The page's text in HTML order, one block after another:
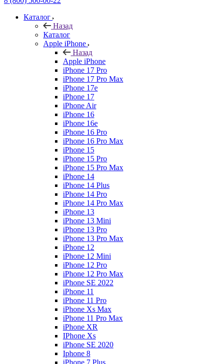
Каталог
Назад
Каталог
Apple iPhone
Назад
Apple iPhone
iPhone 17 Pro
iPhone 17 Pro Max
iPhone 17e
iPhone 17
iPhone Air
iPhone 16
iPhone 16e
iPhone 16 Pro
iPhone 16 Pro Max
iPhone 15
iPhone 15 Pro
iPhone 15 Pro Max
iPhone 14
iPhone 14 Plus
iPhone 14 Pro
iPhone 14 Pro Max
iPhone 13
iPhone 13 Mini
iPhone 13 Pro
iPhone 13 Pro Max
iPhone 12
iPhone 12 Mini
iPhone 12 Pro
iPhone 12 Pro Max
iPhone SE 2022
iPhone 11
iPhone 11 Pro
iPhone Xs Max
iPhone 11 Pro Max
iPhone XR
IPhone Xs
iPhone SE 2020
Iphone 8
iPhone 7 Plus